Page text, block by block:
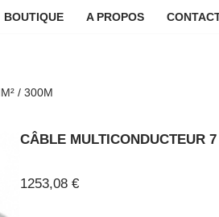
BOUTIQUE A PROPOS
/ 300M
CÂBLE MULTICONDUCTEUR
1253,08€